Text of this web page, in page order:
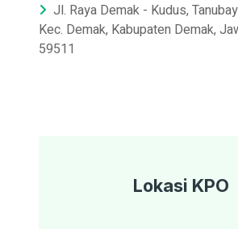
Jl. Raya Demak - Kudus,
Kec. Demak, Kabupaten Demak,
59511
Lokasi KPO